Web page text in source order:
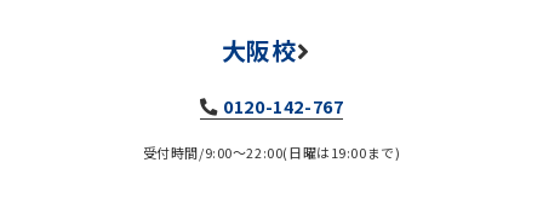
大阪校
0120-142-767
受付時間/9:00～22:00(日曜は19:00まで)